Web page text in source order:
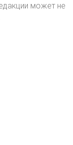
может не